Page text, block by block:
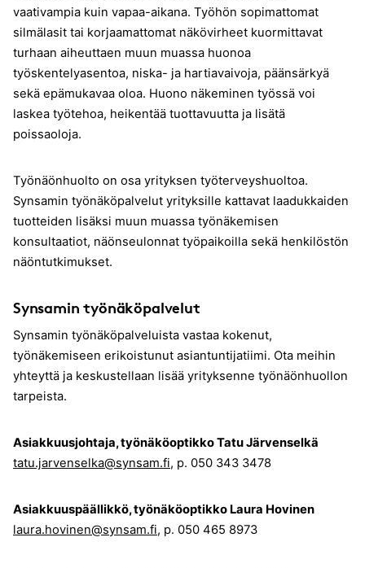
vaativampia kuin vapaa-aikana. Työhön sopimattomat
silmälasit tai korjaamattomat näkövirheet kuormittavat
turhaan aiheuttaen muun muassa huonoa
työskentelyasentoa, niska- ja hartiavaivoja, päänsärkyä
sekä epämukavaa oloa. Huono näkeminen työssä voi
laskea työtehoa, heikentää tuottavuutta ja lisätä
poissaoloja.
Työnäönhuolto on osa yrityksen työterveyshuoltoa.
Synsamin työnäköpalvelut yrityksille kattavat laadukkaiden
tuotteiden lisäksi muun muassa työnäkemisen
konsultaatiot, näönseulonnat työpaikoilla sekä henkilöstön
näöntutkimukset.
Synsamin työnäköpalvelut
Synsamin työnäköpalveluista vastaa kokenut,
työnäkemiseen erikoistunut asiantuntijatiimi. Ota meihin
yhteyttä ja keskustellaan lisää yrityksenne työnäönhuollon
tarpeista.
Asiakkuusjohtaja, työnäköoptikko Tatu Järvenselkä
tatu.jarvenselka@synsam.fi, p. 050 343 3478
Asiakkuuspäällikkö, työnäköoptikko Laura Hovinen
laura.hovinen@synsam.fi, p. 050 465 8973